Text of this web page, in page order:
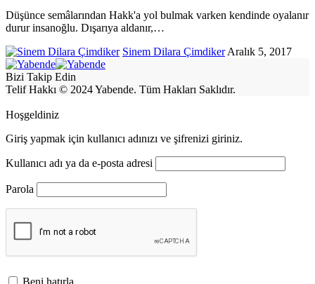
Düşünce semâlarından Hakk'a yol bulmak varken kendinde oyalanır
durur insanoğlu. Dışarıya aldanır,…
Sinem Dilara Çimdiker Aralık 5, 2017
Bizi Takip Edin
Telif Hakkı © 2024 Yabende. Tüm Hakları Saklıdır.
Hoşgeldiniz
Giriş yapmak için kullanıcı adınızı ve şifrenizi giriniz.
Kullanıcı adı ya da e-posta adresi
Parola
Beni hatırla